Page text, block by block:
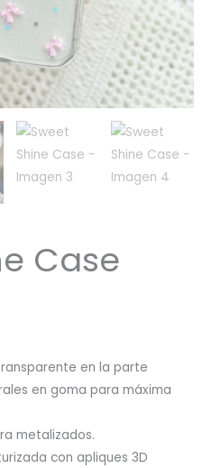
Case
en la parte
en goma para máxima
metalizados.
con apliques 3D